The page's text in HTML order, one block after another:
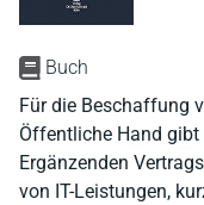
Buch
Für die Beschaffung
Öffentliche Hand gibt
Ergänzenden
von IT-Leistungen,